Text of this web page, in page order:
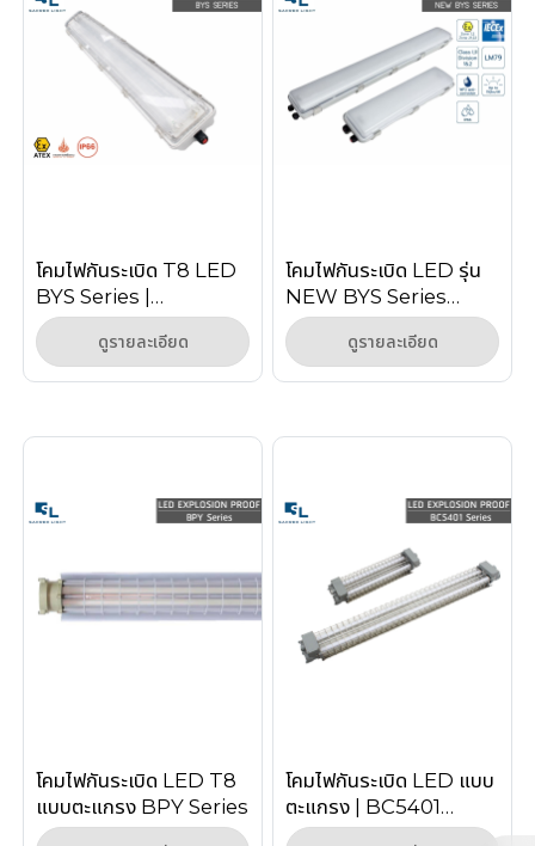
โคมไฟกันระเบิด T8 LED
BYS Series |
Explosion Proof
Linear Light Zone 1/2
ดูรายละเอียด
โคมไฟกันระเบิด LED รุ่น
NEW BYS Series
(LED Explosion
Proof)ดูรายละเอียด
โคมไฟกันระเบิด LED T8
แบบตะแกรง BPY Series
โคมไฟกันระเบิด LED แบบ
ตะแกรง | BC5401
Series (Explosion